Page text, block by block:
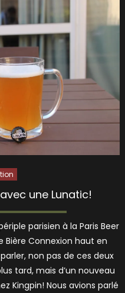
une Lunatic!
parisien à la Paris Beer
Bière Connexion haut en
non pas de ces deux
tard, mais d’un nouveau
Kingpin! Nous avions parlé